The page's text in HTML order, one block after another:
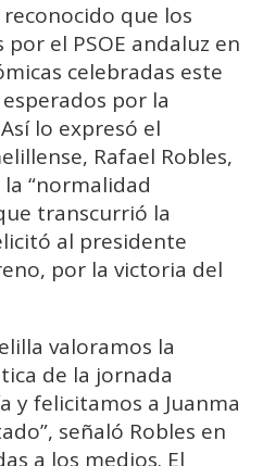
reconocido que los
el PSOE andaluz en
celebradas este
por la
lo expresó el
Rafael Robles,
“normalidad
transcurrió la
al presidente
por la victoria del
valoramos la
de la jornada
y felicitamos a Juanma
señaló Robles en
a los medios. El